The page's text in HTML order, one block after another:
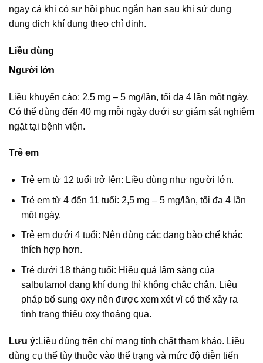
ngay cả khi có sự hồi phục ngắn hạn sau khi sử dụng
dung dịch khí dung theo chỉ định.
Liều dùng
Người lớn
Liều khuyến cáo: 2,5 mg – 5 mg/lần, tối đa 4 lần một ngày.
Có thể dùng đến 40 mg mỗi ngày dưới sự giám sát nghiêm
ngặt tại bệnh viện.
Trẻ em
Trẻ em từ 12 tuổi trở lên: Liều dùng như người lớn.
Trẻ em từ 4 đến 11 tuổi: 2,5 mg – 5 mg/lần, tối đa 4 lần
một ngày.
Trẻ em dưới 4 tuổi: Nên dùng các dạng bào chế khác
thích hợp hơn.
Trẻ dưới 18 tháng tuổi: Hiệu quả lâm sàng của
salbutamol dạng khí dung thì không chắc chắn. Liệu
pháp bổ sung oxy nên được xem xét vì có thể xảy ra
tình trạng thiếu oxy thoáng qua.
Lưu ý: Liều dùng trên chỉ mang tính chất tham khảo. Liều
dùng cụ thể tùy thuộc vào thể trạng và mức độ diễn tiến